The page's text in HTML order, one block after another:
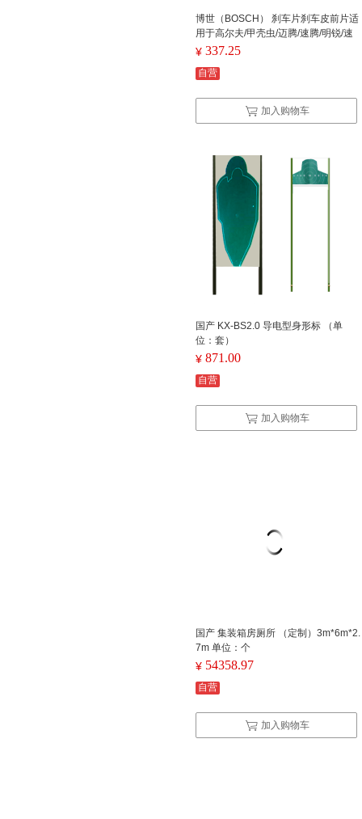
博世（BOSCH） 刹车片刹车皮前片适
用于高尔夫/甲壳虫/迈腾/速腾/明锐/速
派 0986AB1164（单位：个）
¥ 337.25
自营
加入购物车
国产 KX-BS2.0 导电型身形标 （单
位：套）
¥ 871.00
自营
加入购物车
国产 集装箱房厕所 （定制）3m*6m*2.
7m 单位：个
¥ 54358.97
自营
加入购物车